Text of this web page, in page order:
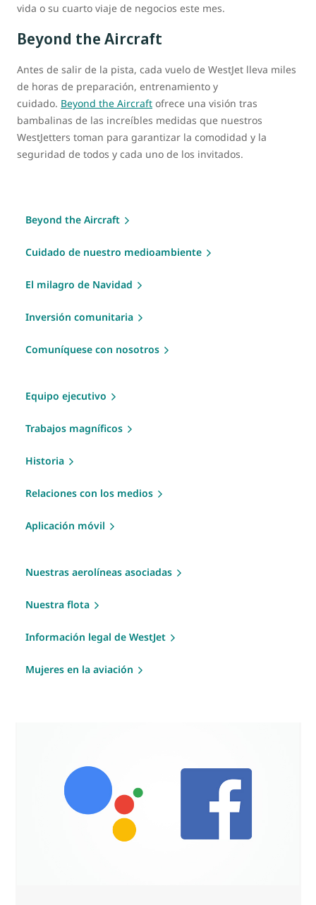
vida o su cuarto viaje de negocios este mes.
Beyond the Aircraft
Antes de salir de la pista, cada vuelo de WestJet lleva miles
de horas de preparación, entrenamiento y
cuidado. Beyond the Aircraft ofrece una visión tras
bambalinas de las increíbles medidas que nuestros
WestJetters toman para garantizar la comodidad y la
seguridad de todos y cada uno de los invitados.
Beyond the Aircraft
Cuidado de nuestro medioambiente
El milagro de Navidad
Inversión comunitaria
Comuníquese con nosotros
Equipo ejecutivo
Trabajos magníficos
Historia
Relaciones con los medios
Aplicación móvil
Nuestras aerolíneas asociadas
Nuestra flota
Información legal de WestJet
Mujeres en la aviación